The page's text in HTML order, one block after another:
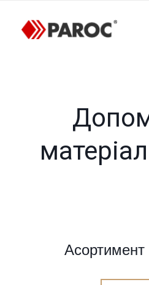
Асортимент